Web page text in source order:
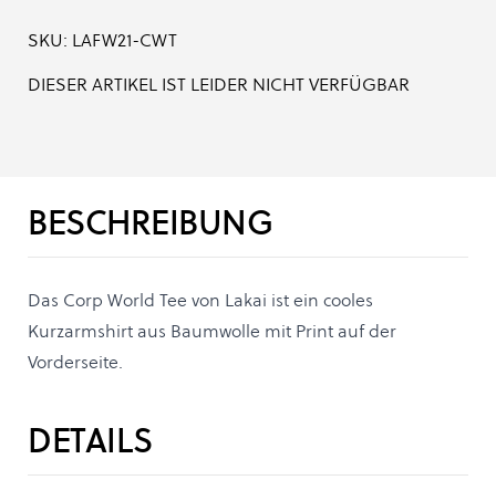
SKU: LAFW21-CWT
DIESER ARTIKEL IST LEIDER NICHT VERFÜGBAR
BESCHREIBUNG
Das Corp World Tee von Lakai ist ein cooles
Kurzarmshirt aus Baumwolle mit Print auf der
Vorderseite.
DETAILS